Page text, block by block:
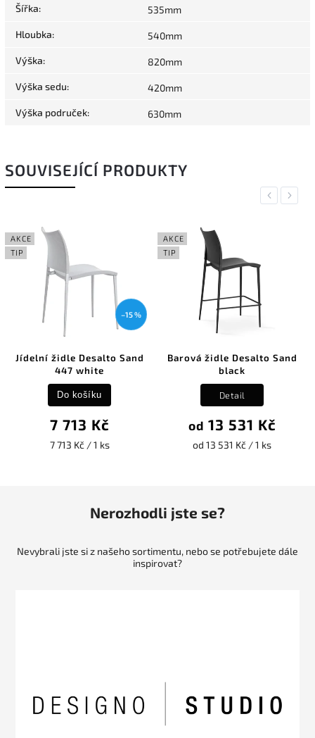
Šířka: 535mm
Hloubka: 540mm
Výška: 820mm
Výška sedu: 420mm
Výška područek: 630mm
SOUVISEJÍCÍ PRODUKTY
Previous
AKCE
TIP
–15 %
Jídelní židle Desalto Sand
447 white
7 713 Kč
7 713 Kč / 1 ks
Do košíku
AKCE
TIP
Barová židle Desalto Sand
black
od 13 531 Kč
od 13 531 Kč / 1 ks
Detail
Next
Nerozhodli jste se?
Nevybrali jste si z našeho sortimentu, nebo se potřebujete dále
inspirovat?